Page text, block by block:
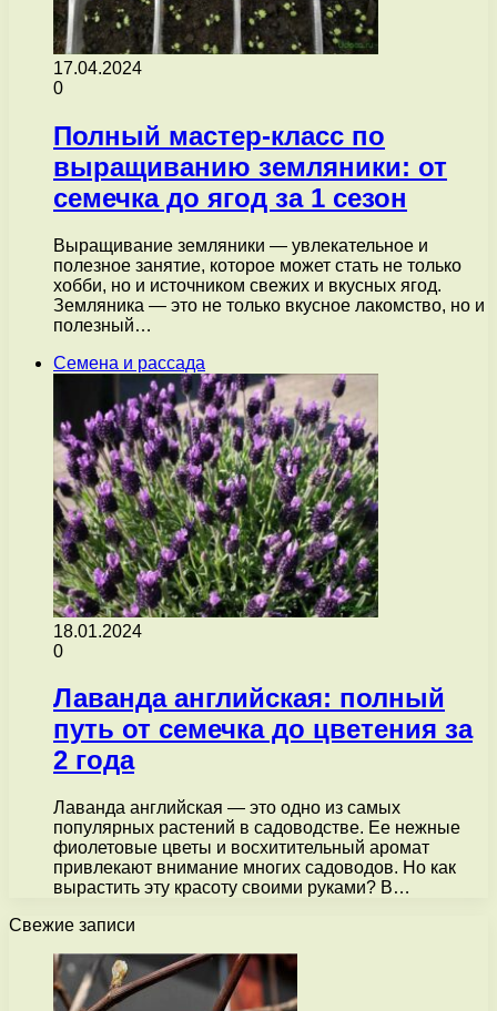
17.04.2024
0
Полный мастер-класс по
выращиванию земляники: от
семечка до ягод за 1 сезон
Выращивание земляники — увлекательное и
полезное занятие, которое может стать не только
хобби, но и источником свежих и вкусных ягод.
Земляника — это не только вкусное лакомство, но и
полезный…
Семена и рассада
18.01.2024
0
Лаванда английская: полный
путь от семечка до цветения за
2 года
Лаванда английская — это одно из самых
популярных растений в садоводстве. Ее нежные
фиолетовые цветы и восхитительный аромат
привлекают внимание многих садоводов. Но как
вырастить эту красоту своими руками? В…
Свежие записи